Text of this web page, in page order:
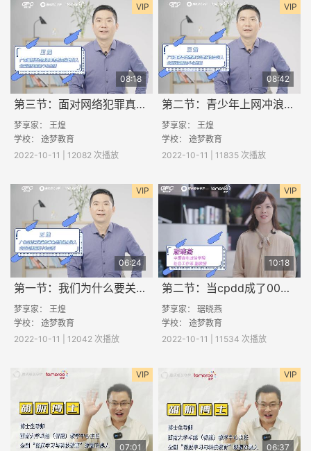
VIP
08:18
第三节：面对网络犯罪真的束手无策吗？
梦享家： 王煌
学校： 途梦教育
2022-10-11 | 12082 次播放
VIP
08:42
第二节：青少年上网冲浪容易遇到哪些网络安全问题？
梦享家： 王煌
学校： 途梦教育
2022-10-11 | 11835 次播放
VIP
06:24
第一节：我们为什么要关注网络空间权益保护？
梦享家： 王煌
学校： 途梦教育
2022-10-11 | 12042 次播放
VIP
10:18
第二节：当cpdd成了00后通用黑话
梦享家： 琚晓燕
学校： 途梦教育
2022-10-11 | 11534 次播放
VIP
07:01
VIP
06:37